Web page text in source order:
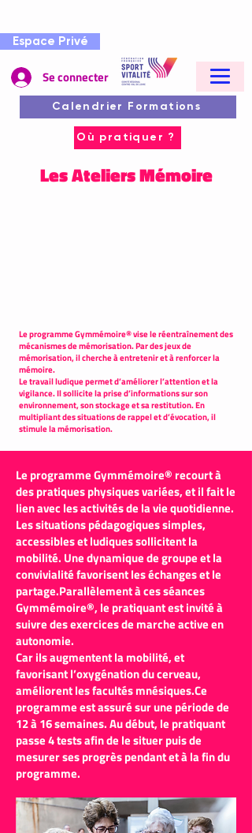
Espace Privé
Se connecter
Calendrier Formations
Où pratiquer ?
Les Ateliers Mémoire
Le programme Gymmémoire® vise le réentraînement des
mécanismes de mémorisation. Par des jeux de
mémorisation, il cherche à entretenir et à renforcer la
mémoire.
Le travail ludique permet d’améliorer l’attention et la
vigilance. Il sollicite la prise d’informations sur son
environnement, son stockage et sa restitution. En
multipliant des situations de rappel et d’évocation, il
stimule la mémorisation.
Le programme Gymmémoire® recourt à
des pratiques physiques variées, et il fait le
lien avec les activités de la vie quotidienne.
Les situations pédagogiques simples,
accessibles et ludiques sollicitent la
mobilité. Une dynamique de groupe et la
convivialité favorisent les échanges et le
partage.Parallèlement à ces séances
Gymmémoire®, le pratiquant est invité à
suivre des exercices de marche active en
autonomie.
Car ils augmentent la mobilité, et
favorisant l’oxygénation du cerveau,
améliorent les facultés mnésiques.Ce
programme est assuré sur une période de
12 à 16 semaines. Au début, le pratiquant
passe 4 tests afin de le situer puis de
mesurer ses progrès pendant et à la fin du
programme.